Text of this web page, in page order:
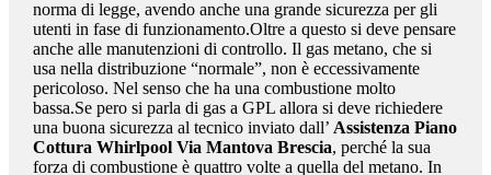
norma di legge, avendo anche una grande sicurezza per gli
utenti in fase di funzionamento.Oltre a questo si deve pensare
anche alle manutenzioni di controllo. Il gas metano, che si
usa nella distribuzione “normale”, non è eccessivamente
pericoloso. Nel senso che ha una combustione molto
bassa.Se pero si parla di gas a GPL allora si deve richiedere
una buona sicurezza al tecnico inviato dall’ Assistenza Piano
Cottura Whirlpool Via Mantova Brescia, perché la sua
forza di combustione è quattro volte a quella del metano. In